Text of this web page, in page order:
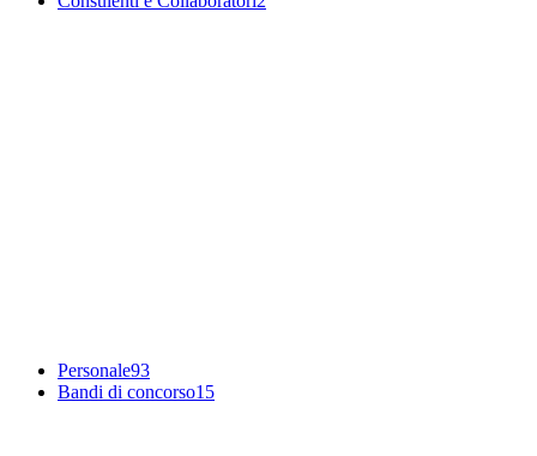
Personale93
Bandi di concorso15